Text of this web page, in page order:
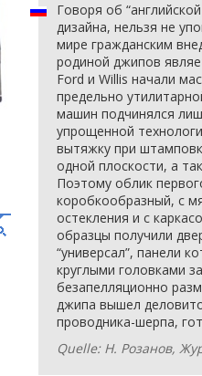
Говоря об
дизайна, нельзя не
мире гражданским
родиной джипов
Ford и Willis начали
предельно
машин подчинялся
упрощенной
вытяжку при
одной плоскости, а
Поэтому облик
коробкообразный, с
остекления и с
образцы получили
“универсал”, панели
круглыми головками
безапелляционно
джипа вышел
проводника-шерпа,
Quelle: Н. Розанов,